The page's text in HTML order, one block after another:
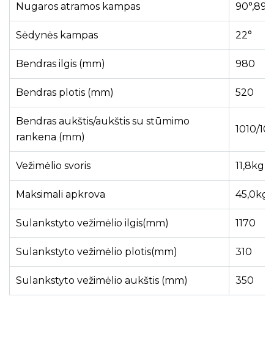
Nugaros atramos kampas 90°,89°
Sėdynės kampas 22°
Bendras ilgis (mm) 980
Bendras plotis (mm) 520
Bendras aukštis/aukštis su stūmimo
rankena (mm)
1010/
Vežimėlio svoris 11,8kg
Maksimali apkrova 45,0kg
Sulankstyto vežimėlio ilgis(mm) 1170
Sulankstyto vežimėlio plotis(mm) 310
Sulankstyto vežimėlio aukštis (mm) 350